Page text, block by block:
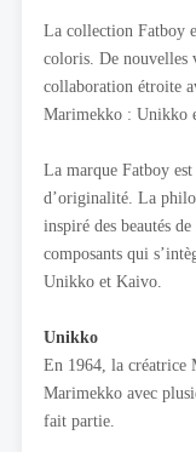
La collection Fatboy
coloris. De nouvelles
collaboration étroite
Marimekko : Unikko
La marque Fatboy
d’originalité. La
inspiré des beautés
composants qui
Unikko et Kaivo.
Unikko
En 1964, la créatrice
Marimekko avec
fait partie.